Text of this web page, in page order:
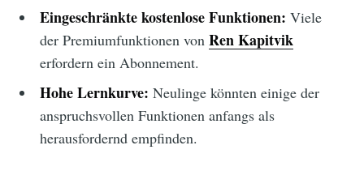
Eingeschränkte kostenlose Funktionen: Viele
der Premiumfunktionen von Ren Kapitvik
erfordern ein Abonnement.
Hohe Lernkurve: Neulinge könnten einige der
anspruchsvollen Funktionen anfangs als
herausfordernd empfinden.